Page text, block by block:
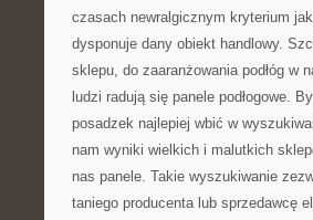
czasach newralgicznym kryterium
dysponuje dany obiekt handlowy.
sklepu, do zaaranżowania podłóg w
ludzi radują się panele podłogowe.
posadzek najlepiej wbić w
nam wyniki wielkich i malutkich
nas panele. Takie wyszukiwanie
taniego producenta lub sprzedawcę